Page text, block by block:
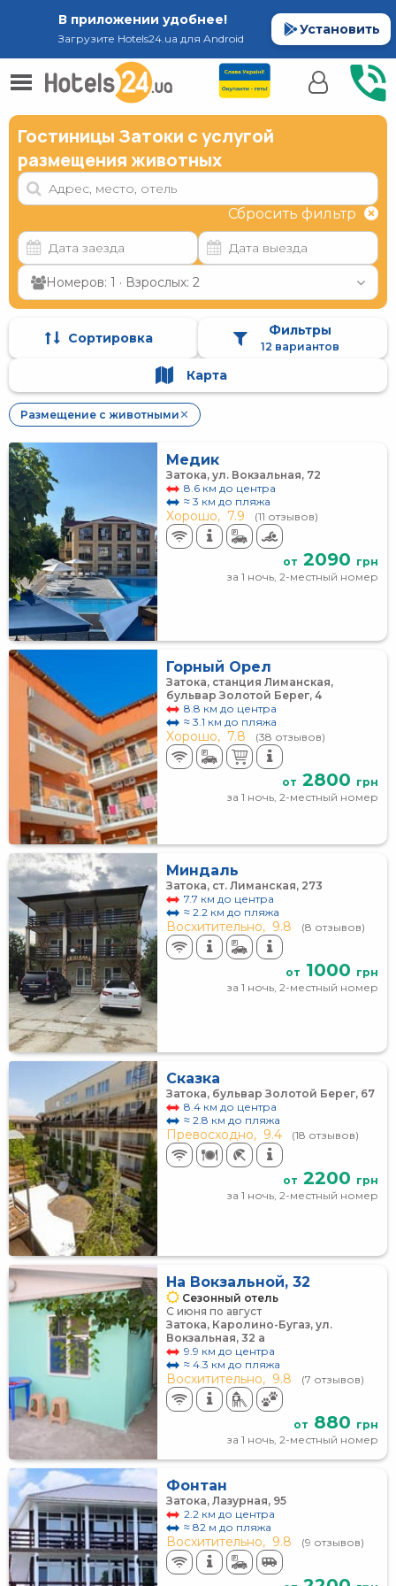
В приложении удобнее!
Загрузите Hotels24.ua для Android
Установить
Гостиницы Затоки с услугой
размещения животных
Сбросить фильтр
Номеров: 1 · Взрослых: 2
Сортировка Фильтры
12 вариантов
Карта
Размещение с животными ✕
Медик
Затока, ул. Вокзальная, 72
8.6 км до центра
≈ 3 км до пляжа
Хорошо, 7.9 (11 отзывов)
от 2090 грн
за 1 ночь, 2-местный номер
Горный Орел
Затока, станция Лиманская,
бульвар Золотой Берег, 4
8.8 км до центра
≈ 3.1 км до пляжа
Хорошо, 7.8 (38 отзывов)
от 2800 грн
за 1 ночь, 2-местный номер
Миндаль
Затока, ст. Лиманская, 273
7.7 км до центра
≈ 2.2 км до пляжа
Восхитительно, 9.8 (8 отзывов)
от 1000 грн
за 1 ночь, 2-местный номер
Сказка
Затока, бульвар Золотой Берег, 67
8.4 км до центра
≈ 2.8 км до пляжа
Превосходно, 9.4 (18 отзывов)
от 2200 грн
за 1 ночь, 2-местный номер
На Вокзальной, 32
Сезонный отель
С июня по август
Затока, Каролино-Бугаз, ул.
Вокзальная, 32 а
9.9 км до центра
≈ 4.3 км до пляжа
Восхитительно, 9.8 (7 отзывов)
от 880 грн
за 1 ночь, 2-местный номер
Фонтан
Затока, Лазурная, 95
2.2 км до центра
≈ 82 м до пляжа
Восхитительно, 9.8 (9 отзывов)